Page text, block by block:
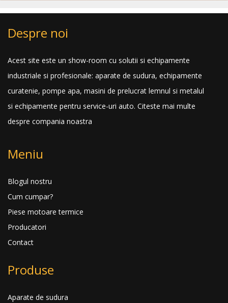
Despre noi
Acest site este un show-room cu solutii si echipamente
industriale si profesionale: aparate de sudura, echipamente
curatenie, pompe apa, masini de prelucrat lemnul si metalul
si echipamente pentru service-uri auto. Citeste mai multe
despre compania noastra
Meniu
Blogul nostru
Cum cumpar?
Piese motoare termice
Producatori
Contact
Produse
Aparate de sudura